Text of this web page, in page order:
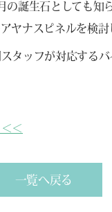
の誕生石としても知
ヤナスピネルを検討
タッフが対応する
＜
一覧へ戻る